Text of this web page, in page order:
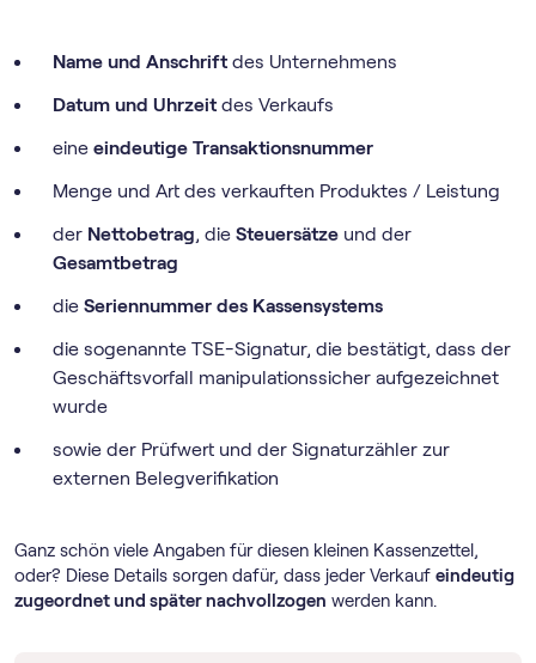
Name und Anschrift des Unternehmens
Datum und Uhrzeit des Verkaufs
eine eindeutige Transaktionsnummer
Menge und Art des verkauften Produktes / Leistung
der Nettobetrag, die Steuersätze und der
Gesamtbetrag
die Seriennummer des Kassensystems
die sogenannte TSE-Signatur, die bestätigt, dass der
Geschäftsvorfall manipulationssicher aufgezeichnet
wurde
sowie der Prüfwert und der Signaturzähler zur
externen Belegverifikation
Ganz schön viele Angaben für diesen kleinen Kassenzettel,
oder? Diese Details sorgen dafür, dass jeder Verkauf eindeutig
zugeordnet und später nachvollzogen werden kann.